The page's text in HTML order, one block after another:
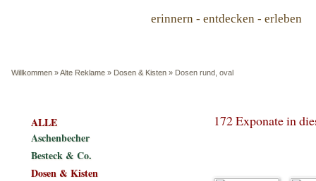
erinnern - entdecken - erleben
Willkommen »Alte Reklame » Dosen & Kisten » Dosen rund, oval
172 Exponate in
ALLE
Aschenbecher
Besteck & Co.
Dosen & Kisten